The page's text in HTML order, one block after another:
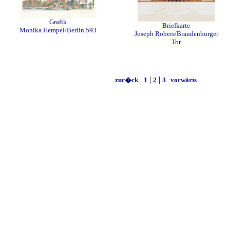
Grafik
Monika Hempel/Berlin 593
Briefkarte
Joseph Robers/Brandenburger
Tor
zur�ck 1 | 2 | 3 vorwärts